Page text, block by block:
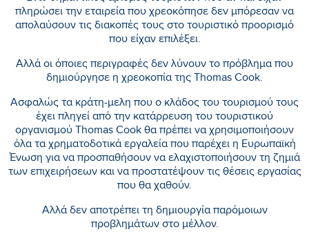
πληρώσει την εταιρεία που χρεοκόπησε δεν μπόρεσαν να
απολαύσουν τις διακοπές τους στο τουριστικό προορισμό
που είχαν επιλέξει.
Αλλά οι όποιες περιγραφές δεν λύνουν το πρόβλημα που
δημιούργησε η χρεοκοπία της Thomas Cook.
Ασφαλώς τα κράτη-μελη που ο κλάδος του τουρισμού τους
έχει πληγεί από την κατάρρευση του τουριστικού
οργανισμού Thomas Cook θα πρέπει να χρησιμοποιήσουν
όλα τα χρηματοδοτικά εργαλεία που παρέχει η Ευρωπαϊκή
Ένωση για να προσπαθήσουν να ελαχιστοποιήσουν τη ζημιά
των επιχειρήσεων και να προστατέψουν τις θέσεις εργασίας
που θα χαθούν.
Αλλά δεν αποτρέπει τη δημιουργία παρόμοιων
προβλημάτων στο μέλλον.